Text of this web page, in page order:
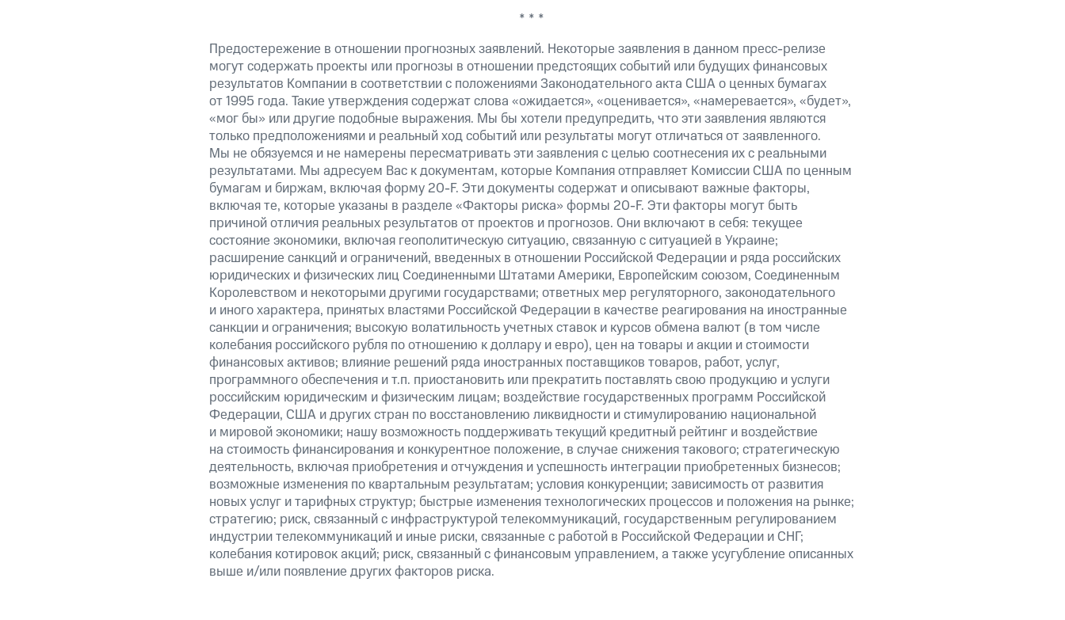
* * *
Предостережение в отношении прогнозных заявлений. Некоторые заявления в данном пресс-релизе
могут содержать проекты или прогнозы в отношении предстоящих событий или будущих финансовых
результатов Компании в соответствии с положениями Законодательного акта США о ценных бумагах
от 1995 года. Такие утверждения содержат слова «ожидается», «оценивается», «намеревается», «будет»,
«мог бы» или другие подобные выражения. Мы бы хотели предупредить, что эти заявления являются
только предположениями и реальный ход событий или результаты могут отличаться от заявленного.
Мы не обязуемся и не намерены пересматривать эти заявления с целью соотнесения их с реальными
результатами. Мы адресуем Вас к документам, которые Компания отправляет Комиссии США по ценным
бумагам и биржам, включая форму 20-F. Эти документы содержат и описывают важные факторы,
включая те, которые указаны в разделе «Факторы риска» формы 20-F. Эти факторы могут быть
причиной отличия реальных результатов от проектов и прогнозов. Они включают в себя: текущее
состояние экономики, включая геополитическую ситуацию, связанную с ситуацией в Украине;
расширение санкций и ограничений, введенных в отношении Российской Федерации и ряда российских
юридических и физических лиц Соединенными Штатами Америки, Европейским союзом, Соединенным
Королевством и некоторыми другими государствами; ответных мер регуляторного, законодательного
и иного характера, принятых властями Российской Федерации в качестве реагирования на иностранные
санкции и ограничения; высокую волатильность учетных ставок и курсов обмена валют (в том числе
колебания российского рубля по отношению к доллару и евро), цен на товары и акции и стоимости
финансовых активов; влияние решений ряда иностранных поставщиков товаров, работ, услуг,
программного обеспечения и т.п. приостановить или прекратить поставлять свою продукцию и услуги
российским юридическим и физическим лицам; воздействие государственных программ Российской
Федерации, США и других стран по восстановлению ликвидности и стимулированию национальной
и мировой экономики; нашу возможность поддерживать текущий кредитный рейтинг и воздействие
на стоимость финансирования и конкурентное положение, в случае снижения такового; стратегическую
деятельность, включая приобретения и отчуждения и успешность интеграции приобретенных бизнесов;
возможные изменения по квартальным результатам; условия конкуренции; зависимость от развития
новых услуг и тарифных структур; быстрые изменения технологических процессов и положения на рынке;
стратегию; риск, связанный с инфраструктурой телекоммуникаций, государственным регулированием
индустрии телекоммуникаций и иные риски, связанные с работой в Российской Федерации и СНГ;
колебания котировок акций; риск, связанный с финансовым управлением, а также усугубление описанных
выше и/или появление других факторов риска.